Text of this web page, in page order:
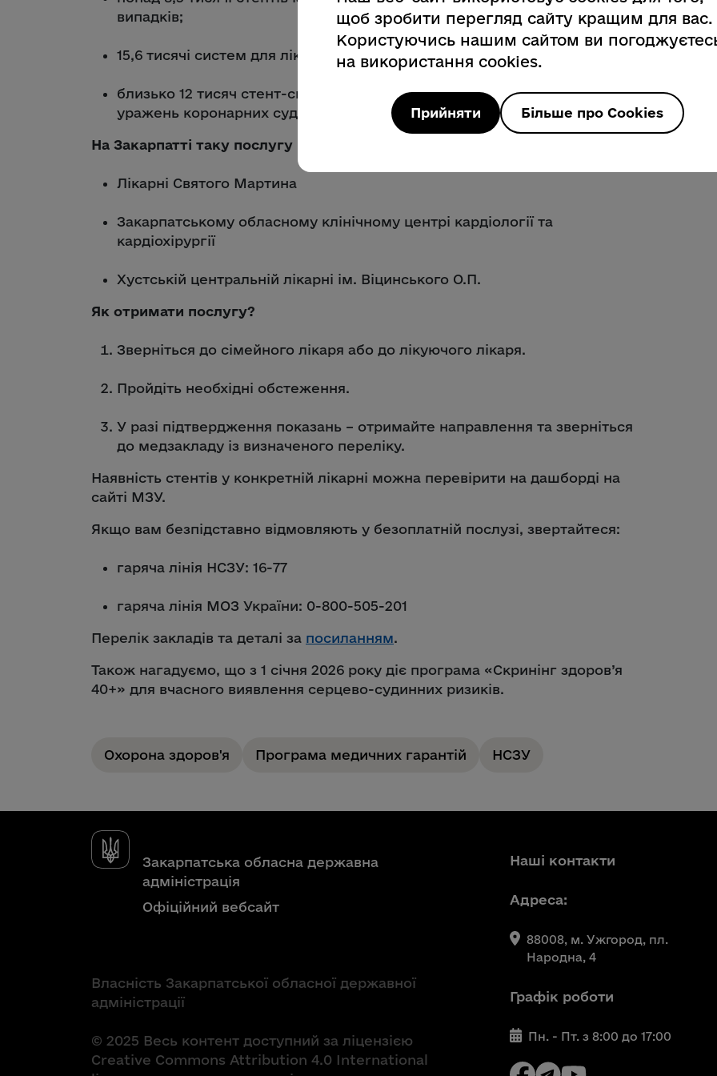
випадків;
15,6 тисячі систем для лікування множинних уражень;
близько 12 тисяч стент-систем для складних та кальцинованих
уражень коронарних судин.
На Закарпатті таку послугу надають у трьох закладах:
Лікарні Святого Мартина
Закарпатському обласному клінічному центрі кардіології та
кардіохірургії
Хустській центральній лікарні ім. Віцинського О.П.
Як отримати послугу?
Зверніться до сімейного лікаря або до лікуючого лікаря.
Пройдіть необхідні обстеження.
У разі підтвердження показань – отримайте направлення та зверніться
до медзакладу із визначеного переліку.
Наявність стентів у конкретній лікарні можна перевірити на дашборді на
сайті МЗУ.
Якщо вам безпідставно відмовляють у безоплатній послузі, звертайтеся:
гаряча лінія НСЗУ: 16-77
гаряча лінія МОЗ України: 0-800-505-201
Перелік закладів та деталі за посиланням.
Також нагадуємо, що з 1 січня 2026 року діє програма «Скринінг здоров’я
40+» для вчасного виявлення серцево-судинних ризиків.
Охорона здоров'я Програма медичних гарантій НСЗУ
Закарпатська обласна державна
адміністрація
Офіційний вебсайт
Власність Закарпатської обласної державної
адміністрації
© 2025 Весь контент доступний за ліцензією
Creative Commons Attribution 4.0 International
Наші контакти
Адреса:
88008, м. Ужгород, пл.
Народна, 4
Графік роботи
Пн. - Пт. з 8:00 до 17:00
щоб зробити перегляд сайту кращим для вас.
Користуючись нашим сайтом ви
на використання cookies.
Прийняти Більше про Cookies